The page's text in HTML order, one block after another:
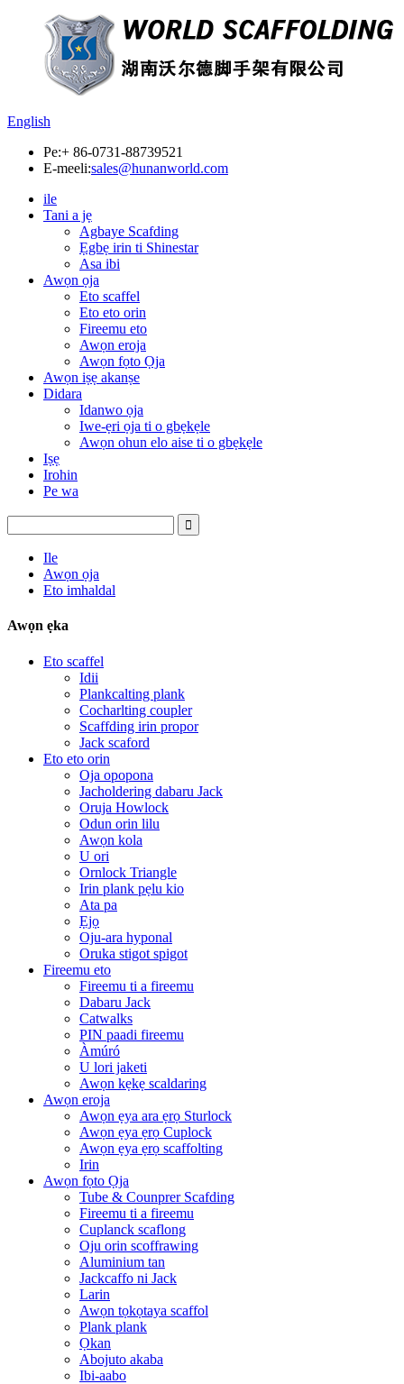
English
Pe:+ 86-0731-88739521
E-meeli:sales@hunanworld.com
ile
Tani a jẹ
Agbaye Scafding
Ẹgbẹ irin ti Shinestar
Asa ibi
Awọn ọja
Eto scaffel
Eto eto orin
Fireemu eto
Awọn eroja
Awọn fọto Ọja
Awọn iṣẹ akanṣe
Didara
Idanwo ọja
Iwe-ẹri ọja ti o gbẹkẹle
Awọn ohun elo aise ti o gbẹkẹle
Iṣẹ
Irohin
Pe wa
Ile
Awọn ọja
Eto imhaldal
Awọn ẹka
Eto scaffel
Idii
Plankcalting plank
Cocharlting coupler
Scaffding irin propor
Jack scaford
Eto eto orin
Oja opopona
Jacholdering dabaru Jack
Oruja Howlock
Odun orin lilu
Awọn kola
U ori
Ornlock Triangle
Irin plank pẹlu kio
Ata pa
Ẹjọ
Oju-ara hyponal
Oruka stigot spigot
Fireemu eto
Fireemu ti a fireemu
Dabaru Jack
Catwalks
PIN paadi fireemu
Àmúró
U lori jaketi
Awọn kẹkẹ scaldaring
Awọn eroja
Awọn ẹya ara ẹrọ Sturlock
Awọn ẹya ẹrọ Cuplock
Awọn ẹya ẹrọ scaffolting
Irin
Awọn fọto Ọja
Tube & Counprer Scafding
Fireemu ti a fireemu
Cuplanck scaflong
Oju orin scoffrawing
Aluminium tan
Jackcaffo ni Jack
Larin
Awọn tọkọtaya scaffol
Plank plank
Ọkan
Abojuto akaba
Ibi-aabo